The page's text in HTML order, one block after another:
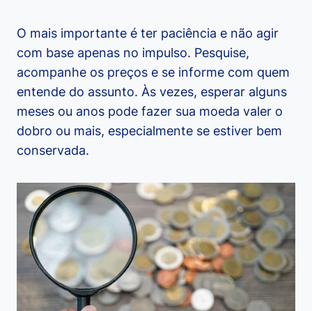
O mais importante é ter paciência e não agir
com base apenas no impulso. Pesquise,
acompanhe os preços e se informe com quem
entende do assunto. Às vezes, esperar alguns
meses ou anos pode fazer sua moeda valer o
dobro ou mais, especialmente se estiver bem
conservada.